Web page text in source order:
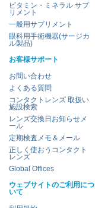
ビタミン・ミネラル サプ
リメント
一般用サプリメント
眼科用手術機器(サージカ
ル製品)
お客様サポート
お問い合わせ
よくある質問
コンタクトレンズ 取扱い
施設検索
レンズ交換日お知らせメ
ール
定期検査メモ＆メール
正しく使おうコンタクト
レンズ
Global Offices
ウェブサイトのご利用につ
いて